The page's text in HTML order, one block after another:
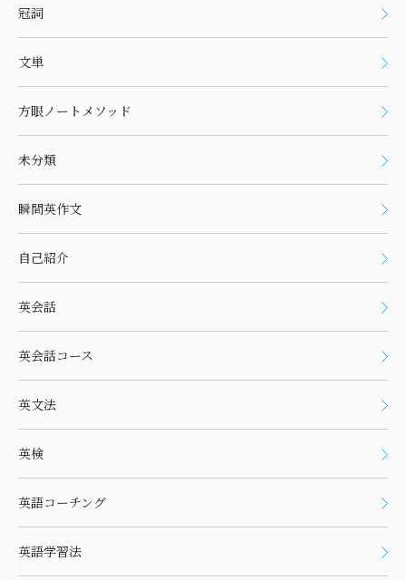
冠詞
文単
方眼ノートメソッド
未分類
瞬間英作文
自己紹介
英会話
英会話コース
英文法
英検
英語コーチング
英語学習法